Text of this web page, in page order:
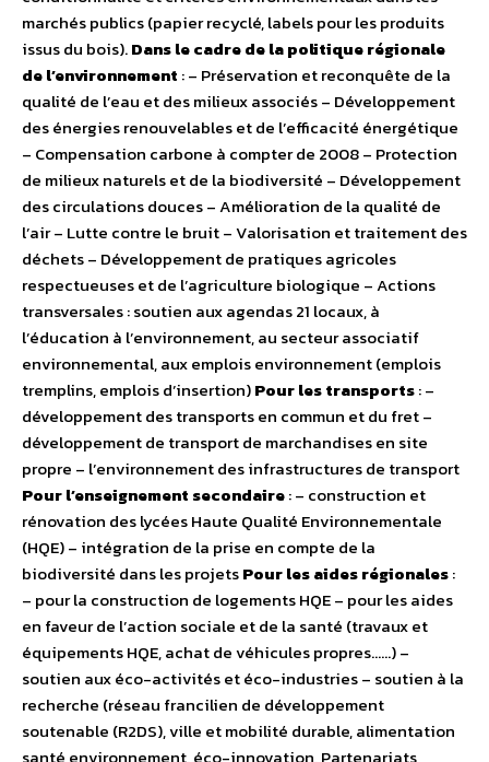
marchés publics (papier recyclé, labels pour les produits
issus du bois).Dans le cadre de la politique régionale
de l’environnement : – Préservation et reconquête de la
qualité de l’eau et des milieux associés – Développement
des énergies renouvelables et de l’efficacité énergétique
– Compensation carbone à compter de 2008 – Protection
de milieux naturels et de la biodiversité – Développement
des circulations douces – Amélioration de la qualité de
l’air – Lutte contre le bruit – Valorisation et traitement des
déchets – Développement de pratiques agricoles
respectueuses et de l’agriculture biologique – Actions
transversales : soutien aux agendas 21 locaux, à
l’éducation à l’environnement, au secteur associatif
environnemental, aux emplois environnement (emplois
tremplins, emplois d’insertion)Pour les transports: –
développement des transports en commun et du fret –
développement de transport de marchandises en site
propre – l’environnement des infrastructures de transport
Pour l’enseignement secondaire: – construction et
rénovation des lycées Haute Qualité Environnementale
(HQE) – intégration de la prise en compte de la
biodiversité dans les projetsPour les aides régionales:
– pour la construction de logements HQE – pour les aides
en faveur de l’action sociale et de la santé (travaux et
équipements HQE, achat de véhicules propres……) –
soutien aux éco-activités et éco-industries – soutien à la
recherche (réseau francilien de développement
soutenable (R2DS), ville et mobilité durable, alimentation